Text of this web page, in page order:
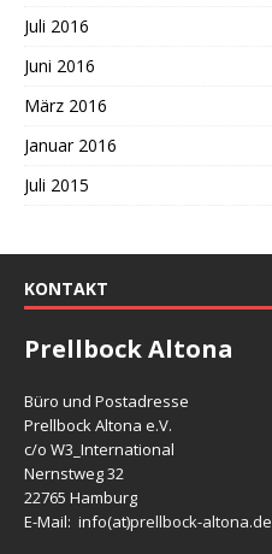
Juli 2016
Juni 2016
März 2016
Januar 2016
Juli 2015
KONTAKT
Prellbock Altona
Büro und Postadresse
Prellbock Altona e.V.
c/o W3_International
Nernstweg 32
22765 Hamburg
E-Mail: info(at)prellbock-altona.de